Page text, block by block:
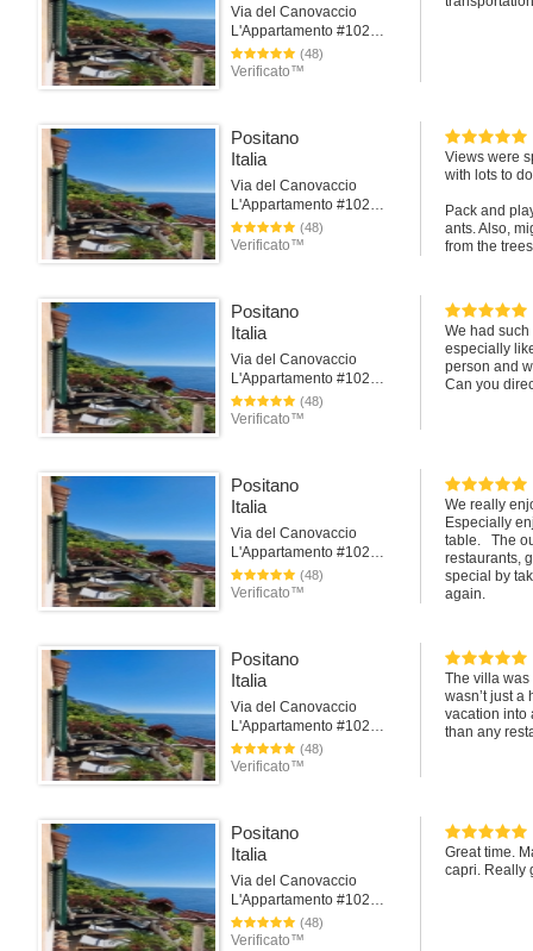
Via del Canovaccio
L'Appartamento #102Positano
(48)
Verificato™
Positano
Italia
Via del Canovaccio
L'Appartamento #102Positano
(48)
Verificato™
Views were
with lots to
Pack and
ants. Also,
from the
Positano
Italia
Via del Canovaccio
L'Appartamento #102Positano
(48)
Verificato™
We had
especially
person and
Can you
Positano
Italia
Via del Canovaccio
L'Appartamento #102Positano
(48)
Verificato™
We really
Especially
table. The
restaurants,
special by
again.
Positano
Italia
Via del Canovaccio
L'Appartamento #102Positano
(48)
Verificato™
The villa
wasn’t just
vacation into
than any
Positano
Italia
Via del Canovaccio
L'Appartamento #102Positano
(48)
Verificato™
Great time.
capri. Really